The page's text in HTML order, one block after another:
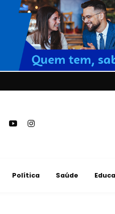
Política Saúde